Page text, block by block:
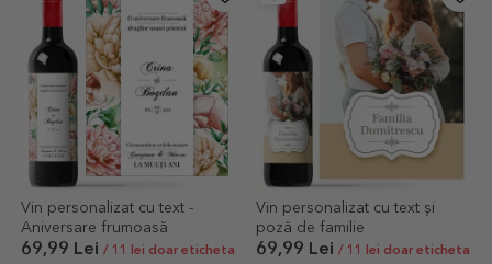
Vin personalizat cu text -
Aniversare frumoasă
69,99 Lei / 11 lei doar eticheta
Vin personalizat cu text și
poză de familie
69,99 Lei / 11 lei doar eticheta